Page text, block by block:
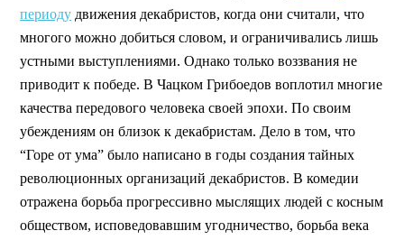
периоду движения декабристов, когда они считали, что
многого можно добиться словом, и ограничивались лишь
устными выступлениями. Однако только воззвания не
приводит к победе. В Чацком Грибоедов воплотил многие
качества передового человека своей эпохи. По своим
убеждениям он близок к декабристам. Дело в том, что
“Горе от ума” было написано в годы создания тайных
революционных организаций декабристов. В комедии
отражена борьба прогрессивно мыслящих людей с косным
обществом, исповедовавшим угодничество, борьба века